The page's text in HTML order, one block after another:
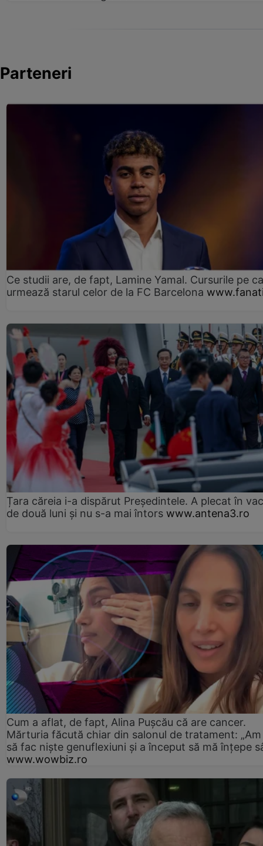
Parteneri
Ce studii are, de fapt, Lamine Yamal. Cursurile pe
urmează starul celor de la FC Barcelona
Țara căreia i-a dispărut Președintele. A plecat în
de două luni și nu s-a mai întors www.antena3.ro
Cum a aflat, de fapt, Alina Pușcău că are cancer.
Mărturia făcută chiar din salonul de tratament:
să fac niște genuflexiuni și a început să mă înțepe
www.wowbiz.ro